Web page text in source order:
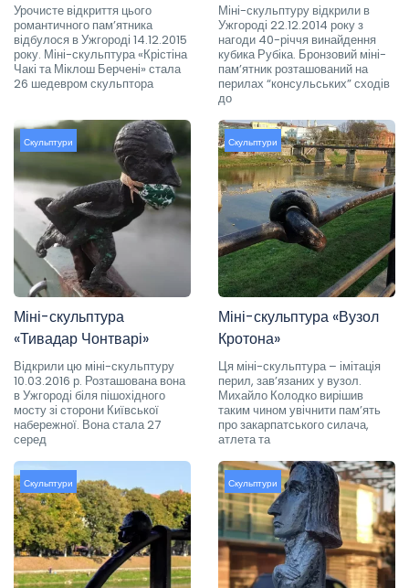
Урочисте відкриття цього
романтичного пам’ятника
відбулося в Ужгороді 14.12.2015
року. Міні-скульптура «Крістіна
Чакі та Міклош Берчені» стала
26 шедевром скульптора
Міні-скульптуру відкрили в
Ужгороді 22.12.2014 року з
нагоди 40-річчя винайдення
кубика Рубіка. Бронзовий міні-
пам’ятник розташований на
перилах “консульських” сходів
до
Скульптури
Міні-скульптура
«Тивадар Чонтварі»
Відкрили цю міні-скульптуру
10.03.2016 р. Розташована вона
в Ужгороді біля пішохідного
мосту зі сторони Київської
набережної. Вона стала 27
серед
Скульптури
Міні-скульптура «Вузол
Кротона»
Ця міні-скульптура – імітація
перил, зав’язаних у вузол.
Михайло Колодко вирішив
таким чином увічнити пам’ять
про закарпатського силача,
атлета та
Скульптури Скульптури